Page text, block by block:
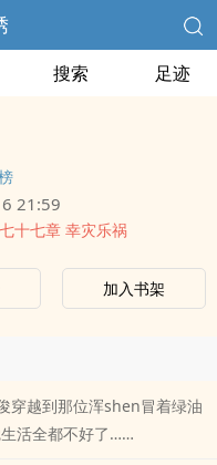
搜索 足迹
21:59
十七章 幸灾乐祸
加入书架
穿越到那位浑shen冒着绿油
活全都不好了……